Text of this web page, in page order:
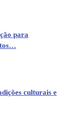
para
culturais e